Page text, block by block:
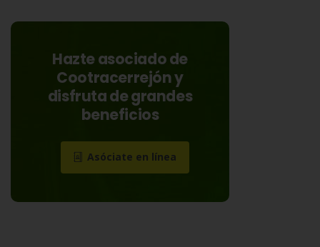
Hazte asociado de
Cootracerrejón y
disfruta de grandes
beneficios
Asóciate en línea